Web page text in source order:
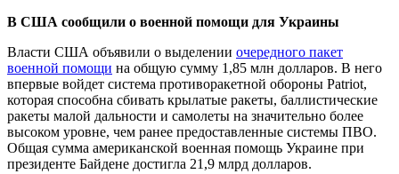
В США сообщили о военной помощи для Украины
Власти США объявили о выделении очередного пакет
военной помощи на общую сумму 1,85 млн долларов. В него
впервые войдет система противоракетной обороны Patriot,
которая способна сбивать крылатые ракеты, баллистические
ракеты малой дальности и самолеты на значительно более
высоком уровне, чем ранее предоставленные системы ПВО.
Общая сумма американской военная помощь Украине при
президенте Байдене достигла 21,9 млрд долларов.